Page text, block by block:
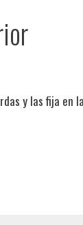
y las fija en